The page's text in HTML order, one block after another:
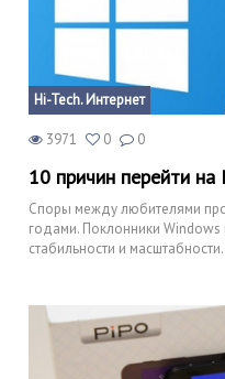
Hi-Tech. Интернет
3971 0 0
10 причин перейти на
Споры между любителями
годами. Поклонники Windows
стабильности и